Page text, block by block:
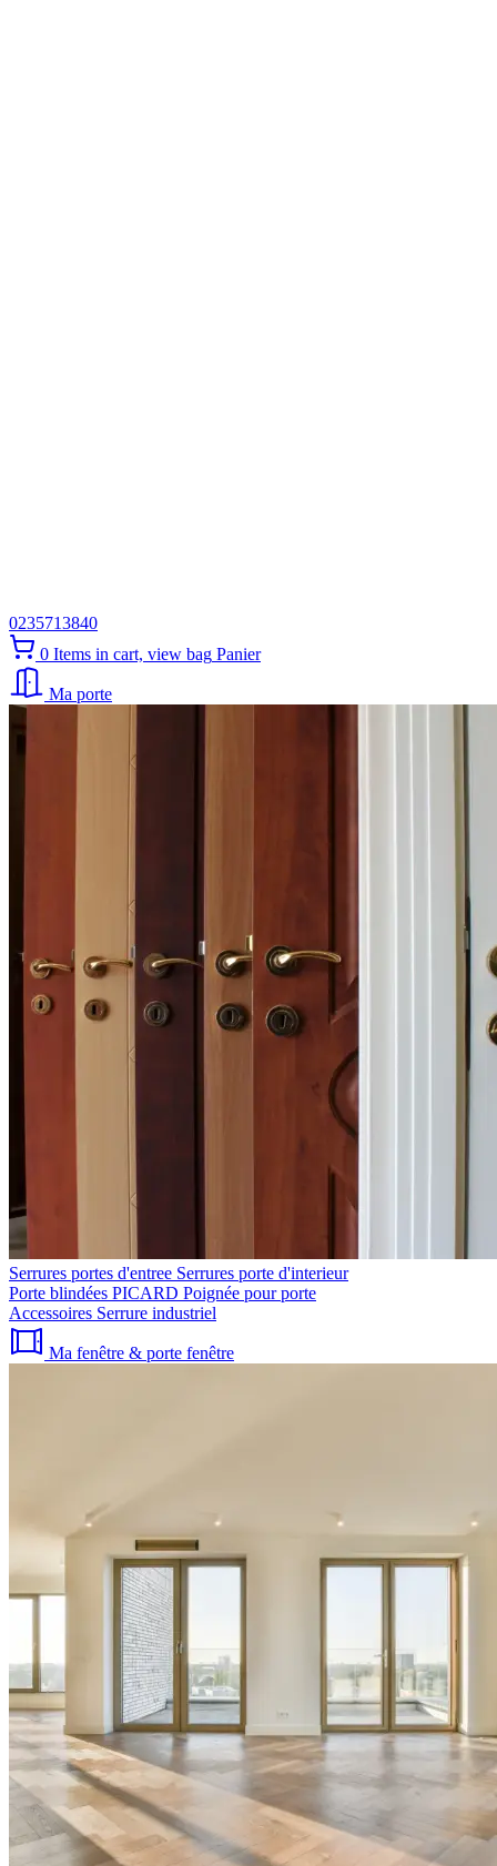
0235713840
0 Items in cart, view bag Panier
Ma porte
Serrures portes d'entree Serrures porte d'interieur
Porte blindées PICARD Poignée pour porte
Accessoires Serrure industriel
Ma fenêtre & porte fenêtre